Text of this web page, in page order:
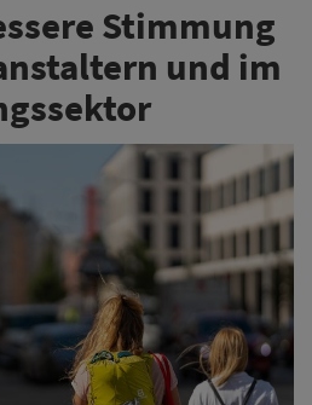
Stimmung
und im